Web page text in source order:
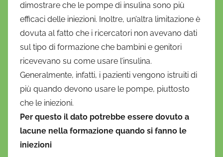
dimostrare che le pompe di insulina sono più
efficaci delle iniezioni. Inoltre, un’altra limitazione è
dovuta al fatto che i ricercatori non avevano dati
sul tipo di formazione che bambini e genitori
ricevevano su come usare l’insulina.
Generalmente, infatti, i pazienti vengono istruiti di
più quando devono usare le pompe, piuttosto
che le iniezioni.
Per questo il dato potrebbe essere dovuto a
lacune nella formazione quando si fanno le
iniezioni